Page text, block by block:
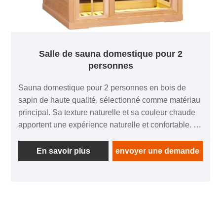
Salle de sauna domestique pour 2
personnes
Sauna domestique pour 2 personnes en bois de
sapin de haute qualité, sélectionné comme matériau
principal. Sa texture naturelle et sa couleur chaude
apportent une expérience naturelle et confortable. Le
accueillir deux personnes en même temps, ce qui le
rend idéal pour le partage en famille ou entre amis. Il
En savoir plus envoyer une demande